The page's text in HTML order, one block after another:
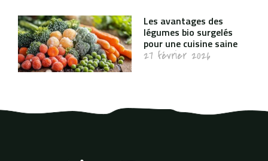
Les avantages des
légumes bio surgelés
pour une cuisine saine
27 février 2026